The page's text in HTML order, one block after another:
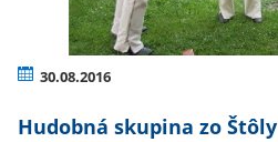
30.08.2016
Hudobná skupina zo Štôly